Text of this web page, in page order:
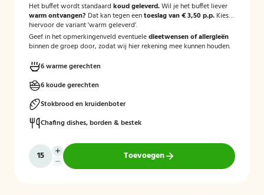
Het buffet wordt standaard koud geleverd.Wil je het buffet liever
warm ontvangen? Dat kan tegen eentoeslag van € 3,50 p.p. Kies
hiervoor de variant 'warm geleverd'.
Geef in het opmerkingenveld eventueledieetwensen of allergieën
binnen de groep door, zodat wij hier rekening mee kunnen houden.
6 warme gerechten
6 koude gerechten
Stokbrood en kruidenboter
Chafing dishes, borden & bestek
Toevoegen